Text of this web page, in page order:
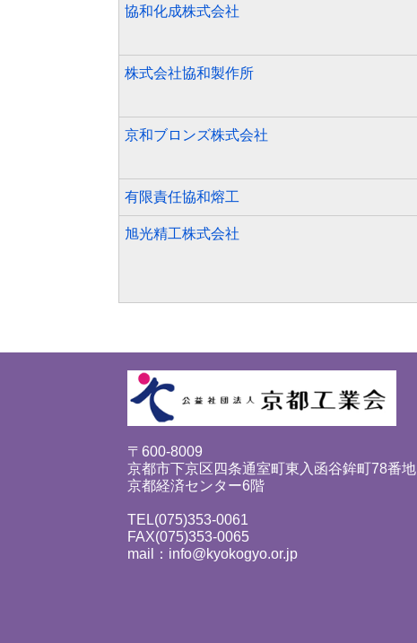
協和化成株式会社
株式会社協和製作所
京和ブロンズ株式会社
有限責任協和熔工
旭光精工株式会社
〒600-8009
京都市下京区四条通室町東入函谷鉾町78番地
京都経済センター6階
TEL(075)353-0061
FAX(075)353-0065
mail：info@kyokogyo.or.jp